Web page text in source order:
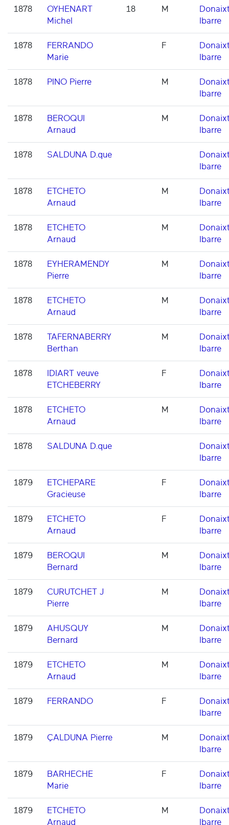
1878
OYHENART
Michel
18 M
Ibarre
1878
FERRANDO
Marie
F
Ibarre
1878 PINO Pierre M
Ibarre
1878
BEROQUI
Arnaud
M
Ibarre
1878 SALDUNA D.que
Ibarre
1878
ETCHETO
Arnaud
M
Ibarre
1878
ETCHETO
Arnaud
M
Ibarre
1878
EYHERAMENDY
Pierre
M
Ibarre
1878
ETCHETO
Arnaud
M
Ibarre
1878
TAFERNABERRY
Berthan
M
Ibarre
1878
IDIART veuve
ETCHEBERRY
F
Ibarre
1878
ETCHETO
Arnaud
M
Ibarre
1878 SALDUNA D.que
Ibarre
1879
ETCHEPARE
Gracieuse
F
Ibarre
1879
ETCHETO
Arnaud
F
Ibarre
1879
BEROQUI
Bernard
M
Ibarre
1879
CURUTCHET J
Pierre
M
Ibarre
1879
AHUSQUY
Bernard
M
Ibarre
1879
ETCHETO
Arnaud
M
Ibarre
1879 FERRANDO F
Ibarre
1879 ÇALDUNA Pierre M
Ibarre
1879
BARHECHE
Marie
F
Ibarre
1879
ETCHETO
Arnaud
M
Ibarre